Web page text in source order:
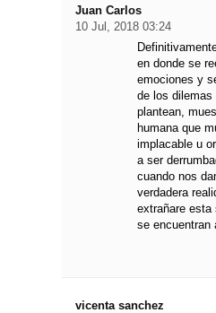
Juan Carlos
10 Jul, 2018 03:24
en donde se
emociones y
de los dilemas
plantean,
humana que
implacable u
a ser
cuando nos
verdadera
extrañare
se encuentran
vicenta sanchez